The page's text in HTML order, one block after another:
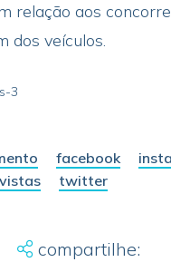
relação aos
dos veículos.
facebook
twitter
compartilhe: